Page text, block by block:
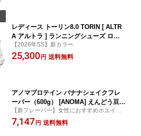
レディース トーリン8.0 TORIN [ ALTR
A アルトラ ] ランニングシューズ ロー
ド トレイル ウルトラマラソン ランニン
グ ロング トレラン 登山
【2026年SS】新カラー
25,300 円 送料無料
アノマプロテイン バナナシェイクフレ
ーバー（600g） [ANOMA] えんどう豆ピ
ープロテイン ヴィーガン ベジタリアン
ロイシン グルテンフリー 人工甘味料不
【新フレーバー】女性におすすめホエイ、
カゼイン、ソイに次ぐ第4のプロテイン
7,147 円 送料無料